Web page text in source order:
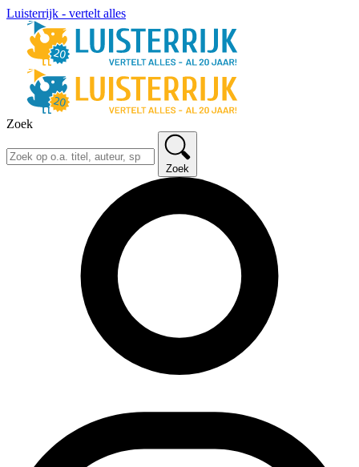
Luisterrijk - vertelt alles
Zoek
Zoek